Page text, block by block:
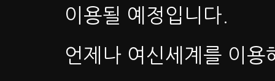
이용될 예정입니다.
언제나 여신세계를 이